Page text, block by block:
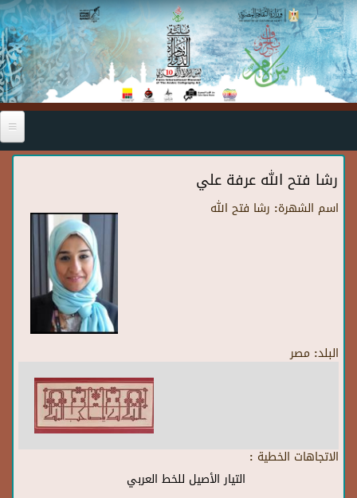
Skip to main content
رشا فتح الله عرفة علي
اسم الشهرة: رشا فتح الله
البلد: مصر
الاتجاهات الخطية :
التيار الأصيل للخط العربي